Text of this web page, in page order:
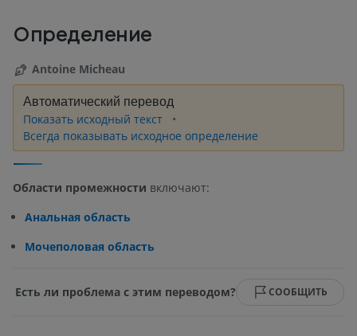
Определение
Antoine Micheau
Автоматический перевод
Показать исходный текст
Всегда показывать исходное определение
Области промежности включают:
Анальная область
Мочеполовая область
Есть ли проблема с этим переводом? СООБЩИТЬ